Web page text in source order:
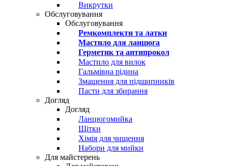
Викрутки
Обслуговування
Обслуговування
Ремкомплекти та латки
Мастило для ланцюга
Герметик та антипрокол
Мастило для вилок
Гальмівна рідина
Змащення для підшипників
Пасти для збирання
Догляд
Догляд
Ланцюгомийка
Щітки
Хімія для чищення
Набори для мийки
Для майстерень